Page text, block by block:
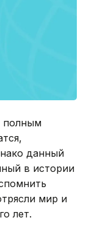
полным
данный
в истории
мир и
лет.